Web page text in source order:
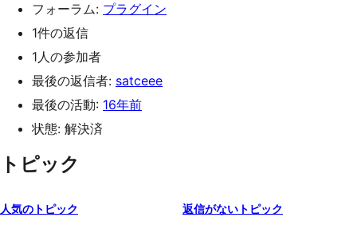
フォーラム: プラグイン
1件の返信
1人の参加者
最後の返信者: satceee
最後の活動: 16年前
状態: 解決済
トピック
人気のトピック 返信がないトピック